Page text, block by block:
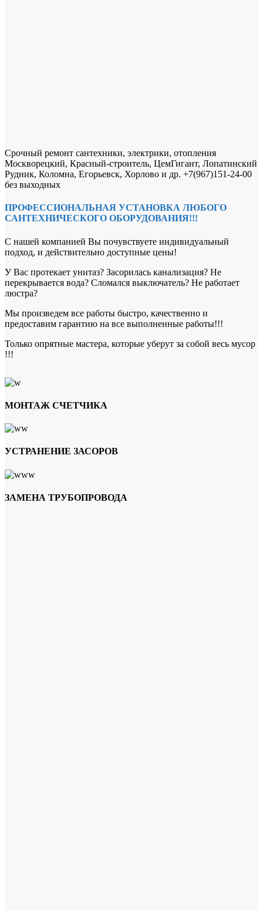
Срочный ремонт сантехники, электрики, отопления
Москворецкий, Красный-строитель, ЦемГигант, Лопатинский
Рудник, Коломна, Егорьевск, Хорлово и др. +7(967)151-24-00
без выходных
ПРОФЕССИОНАЛЬНАЯ УСТАНОВКА ЛЮБОГО
САНТЕХНИЧЕСКОГО ОБОРУДОВАНИЯ!!!
С нашей компанией Вы почувствуете индивидуальный
подход, и действительно доступные цены!
У Вас протекает унитаз? Засорилась канализация? Не
перекрывается вода? Сломался выключатель? Не работает
люстра?
Мы произведем все работы быстро, качественно и
предоставим гарантию на все выполненные работы!!!
Только опрятные мастера, которые уберут за собой весь мусор
!!!
МОНТАЖ СЧЕТЧИКА
УСТРАНЕНИЕ ЗАСОРОВ
ЗАМЕНА ТРУБОПРОВОДА